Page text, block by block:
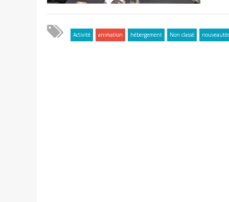
Activité animation hébergement Non classé nouveautés